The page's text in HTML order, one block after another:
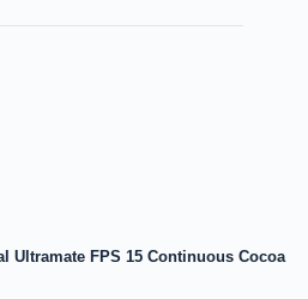
Ultramate FPS 15 Continuous Cocoa